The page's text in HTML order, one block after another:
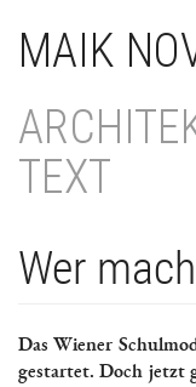
zum
InhaltMAIK
TEXT
Wer
Das Wiener
gestartet. Doch jetzt